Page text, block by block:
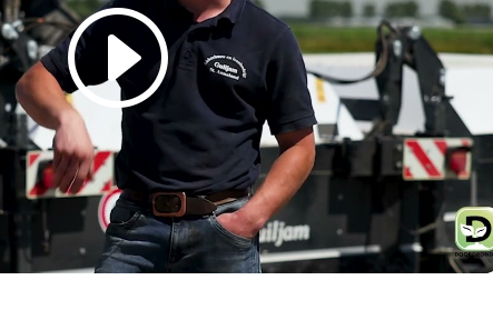
marketing cookies te accepteren en
deze inhoud in te schakelen